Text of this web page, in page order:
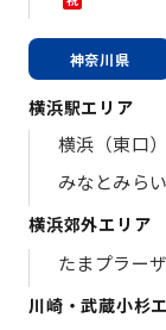
神奈川県
横浜駅エリア
横浜（東口）
みなとみらい
横浜郊外エリア
たまプラーザ
川崎・武蔵小杉